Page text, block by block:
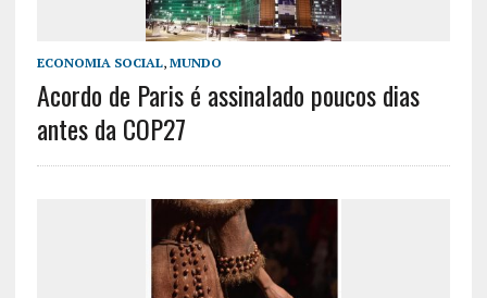
ECONOMIA SOCIAL, MUNDO
Acordo de Paris é assinalado poucos dias
antes da COP27